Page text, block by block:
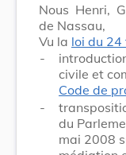
Nous Henri,
de Nassau,
Vu la loi du
-
civile et
Code de
-
du
mai 2008